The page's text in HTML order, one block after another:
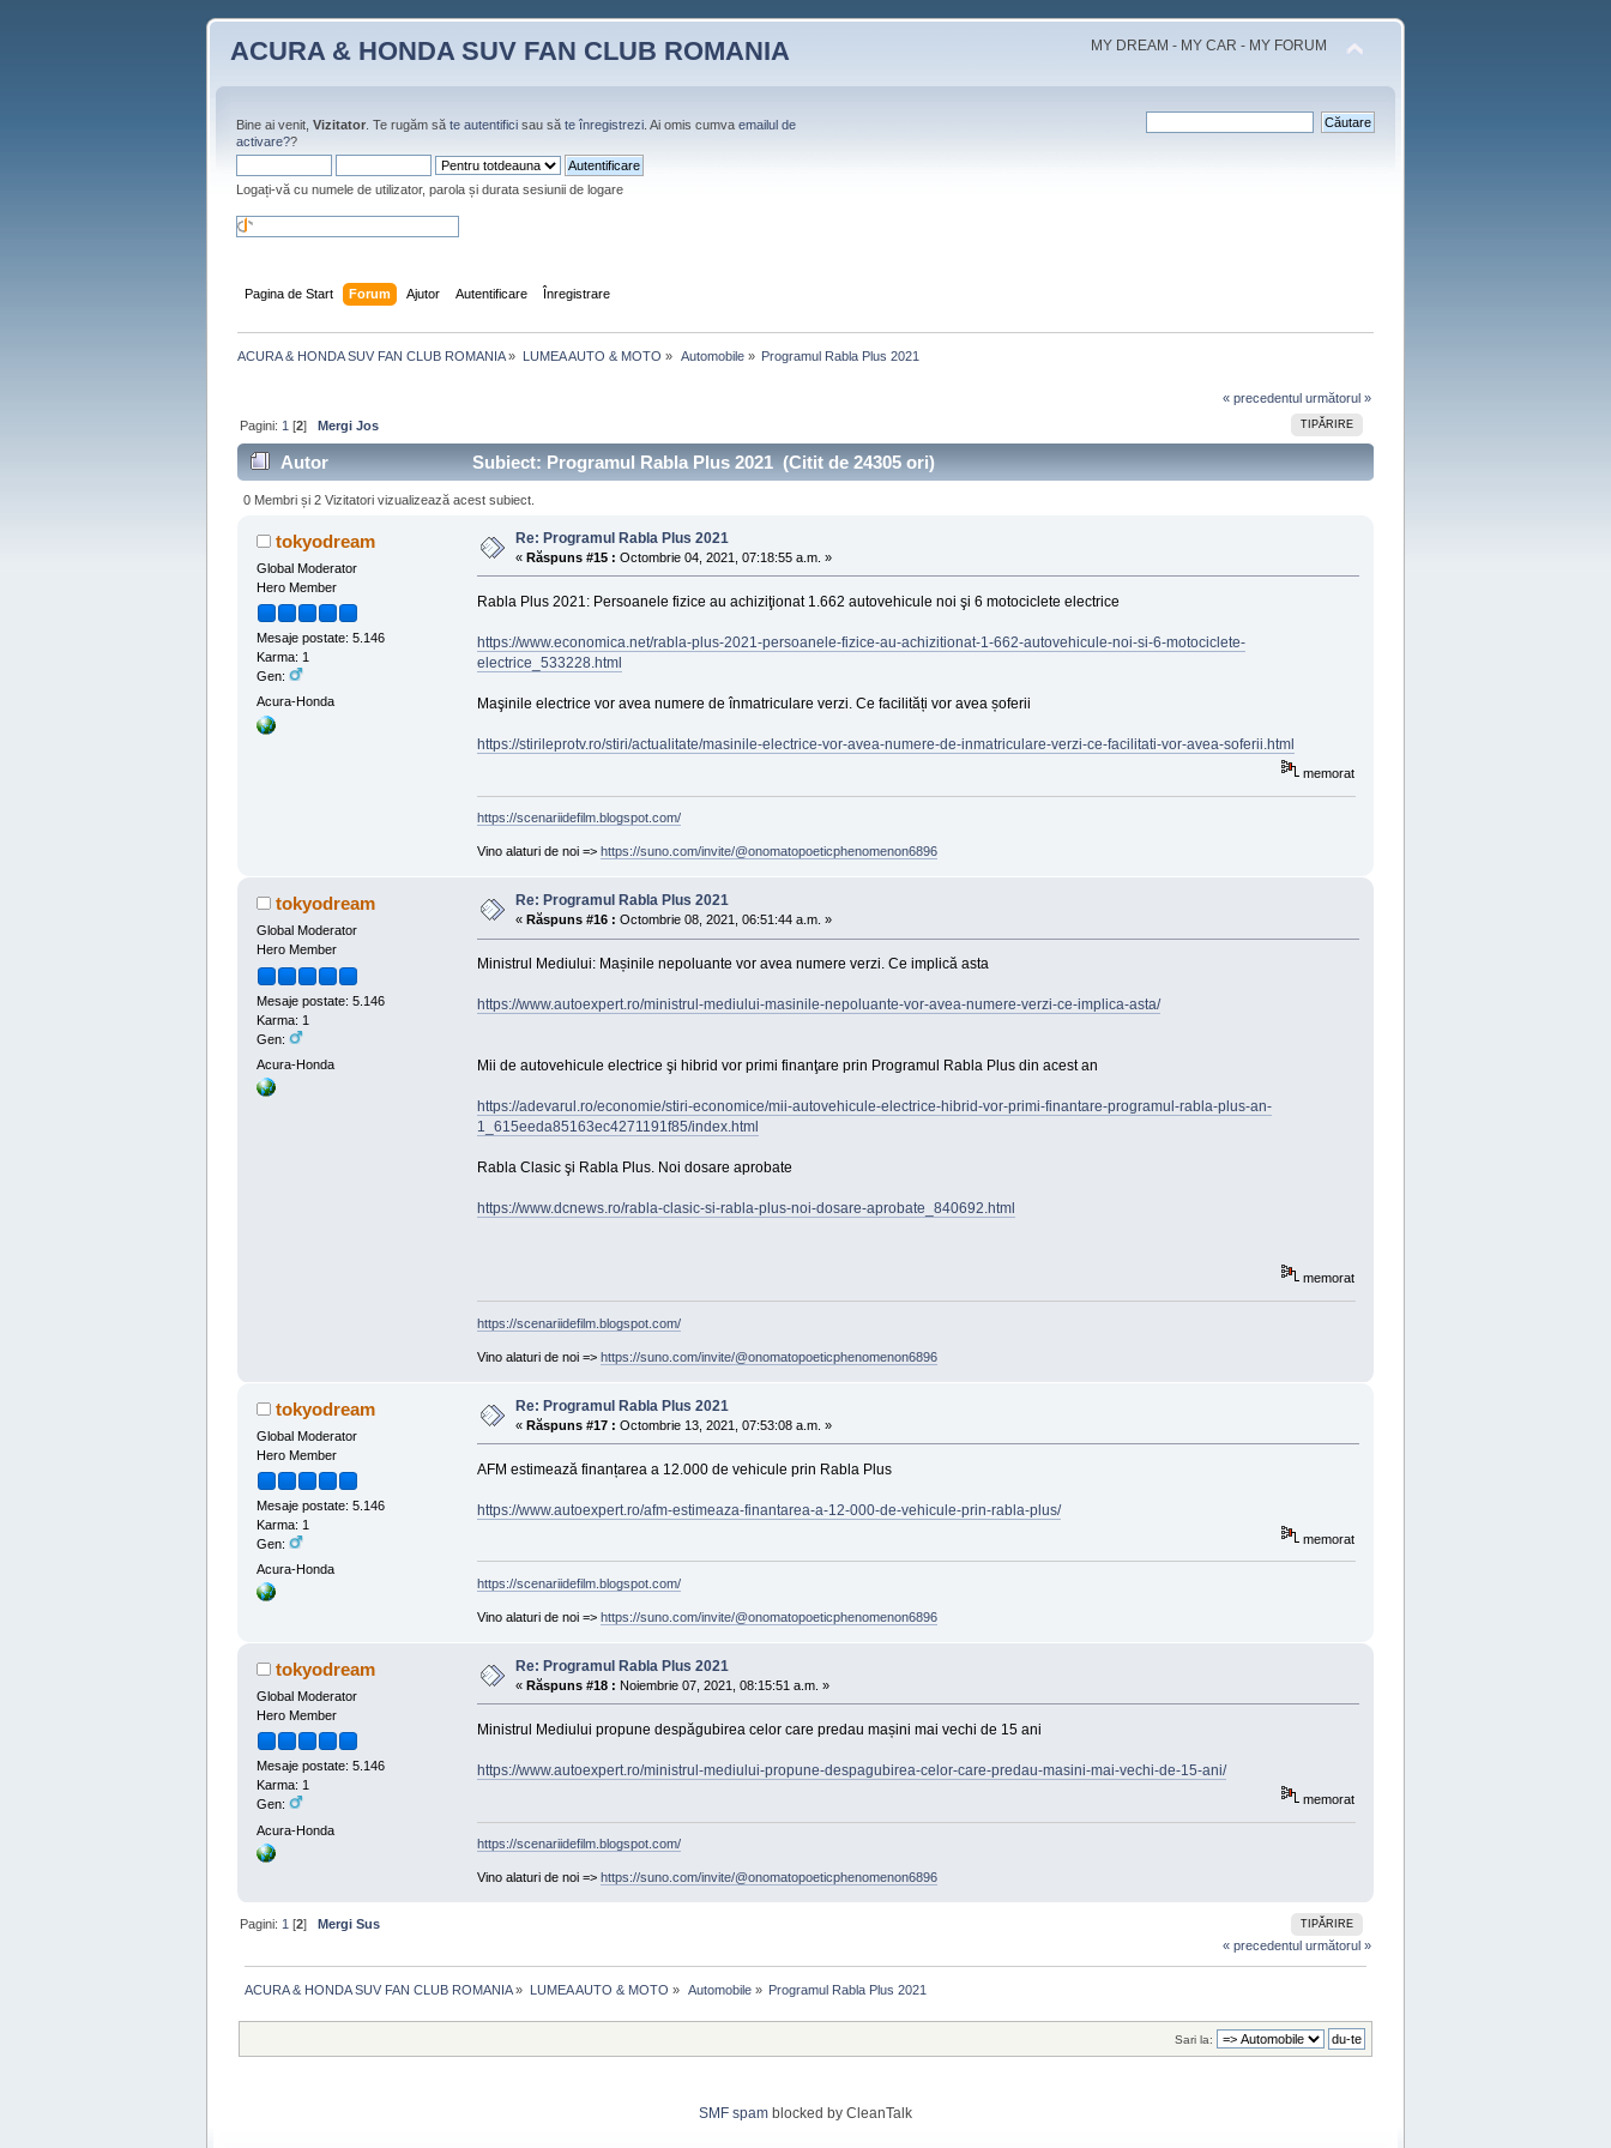
ACURA & HONDA SUV FAN CLUB ROMANIA MY DREAM - MY CAR - MY FORUM
Bine ai venit, Vizitator . Te rugăm să te autentifici sau să te înregistrezi . Ai omis cumva emailul de
activare??
Logați-vă cu numele de utilizator, parola și durata sesiunii de logare
Pagina de Start Forum Ajutor Autentificare Înregistrare
ACURA & HONDA SUV FAN CLUB ROMANIA» LUMEA AUTO & MOTO » Automobile» Programul Rabla Plus 2021
« precedentul următorul »
TIPĂRIRE
Pagini: 1 [2]Mergi Jos
Autor Subiect: Programul Rabla Plus 2021 (Citit de 24305 ori)
0 Membri și 2 Vizitatori vizualizează acest subiect.
tokyodream
Global Moderator
Hero Member
Mesaje postate: 5.146
Karma: 1
Gen:
Acura-Honda
Re: Programul Rabla Plus 2021
« Răspuns #15 : Octombrie 04, 2021, 07:18:55 a.m. »
Rabla Plus 2021: Persoanele fizice au achiziţionat 1.662 autovehicule noi şi 6 motociclete electrice
https://www.economica.net/rabla-plus-2021-persoanele-fizice-au-achizitionat-1-662-autovehicule-noi-si-6-motociclete-
electrice_533228.html
Maşinile electrice vor avea numere de înmatriculare verzi. Ce facilități vor avea șoferii
https://stirileprotv.ro/stiri/actualitate/masinile-electrice-vor-avea-numere-de-inmatriculare-verzi-ce-facilitati-vor-avea-soferii.html
memorat
https://scenariidefilm.blogspot.com/
Vino alaturi de noi => https://suno.com/invite/@onomatopoeticphenomenon6896
tokyodream
Global Moderator
Hero Member
Mesaje postate: 5.146
Karma: 1
Gen:
Acura-Honda
Re: Programul Rabla Plus 2021
« Răspuns #16 : Octombrie 08, 2021, 06:51:44 a.m. »
Ministrul Mediului: Mașinile nepoluante vor avea numere verzi. Ce implică asta
https://www.autoexpert.ro/ministrul-mediului-masinile-nepoluante-vor-avea-numere-verzi-ce-implica-asta/
Mii de autovehicule electrice şi hibrid vor primi finanţare prin Programul Rabla Plus din acest an
https://adevarul.ro/economie/stiri-economice/mii-autovehicule-electrice-hibrid-vor-primi-finantare-programul-rabla-plus-an-
1_615eeda85163ec4271191f85/index.html
Rabla Clasic şi Rabla Plus. Noi dosare aprobate
https://www.dcnews.ro/rabla-clasic-si-rabla-plus-noi-dosare-aprobate_840692.html
memorat
https://scenariidefilm.blogspot.com/
Vino alaturi de noi => https://suno.com/invite/@onomatopoeticphenomenon6896
tokyodream
Global Moderator
Hero Member
Mesaje postate: 5.146
Karma: 1
Gen:
Acura-Honda
Re: Programul Rabla Plus 2021
« Răspuns #17 : Octombrie 13, 2021, 07:53:08 a.m. »
AFM estimează finanțarea a 12.000 de vehicule prin Rabla Plus
https://www.autoexpert.ro/afm-estimeaza-finantarea-a-12-000-de-vehicule-prin-rabla-plus/
memorat
https://scenariidefilm.blogspot.com/
Vino alaturi de noi => https://suno.com/invite/@onomatopoeticphenomenon6896
tokyodream
Global Moderator
Hero Member
Mesaje postate: 5.146
Karma: 1
Gen:
Acura-Honda
Re: Programul Rabla Plus 2021
« Răspuns #18 : Noiembrie 07, 2021, 08:15:51 a.m. »
Ministrul Mediului propune despăgubirea celor care predau mașini mai vechi de 15 ani
https://www.autoexpert.ro/ministrul-mediului-propune-despagubirea-celor-care-predau-masini-mai-vechi-de-15-ani/
memorat
https://scenariidefilm.blogspot.com/
Vino alaturi de noi => https://suno.com/invite/@onomatopoeticphenomenon6896
TIPĂRIRE
Pagini: 1 [2]
Mergi Sus
« precedentul următorul »
ACURA & HONDA SUV FAN CLUB ROMANIA» LUMEA AUTO & MOTO » Automobile» Programul Rabla Plus 2021
Sari la:
SMF spam blocked by CleanTalk